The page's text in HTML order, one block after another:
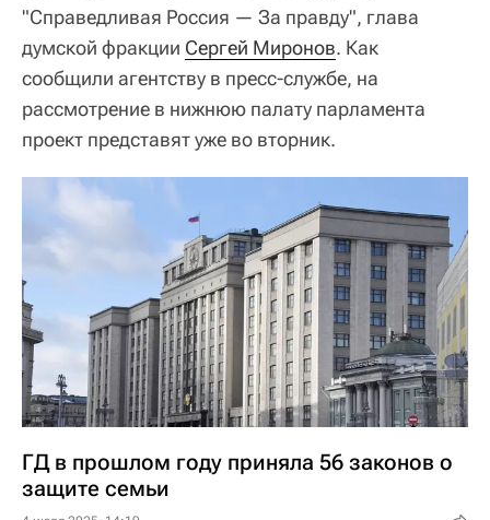
"Справедливая Россия — За правду", глава
думской фракции Сергей Миронов. Как
сообщили агентству в пресс-службе, на
рассмотрение в нижнюю палату парламента
проект представят уже во вторник.
ГД в прошлом году приняла 56 законов о
защите семьи